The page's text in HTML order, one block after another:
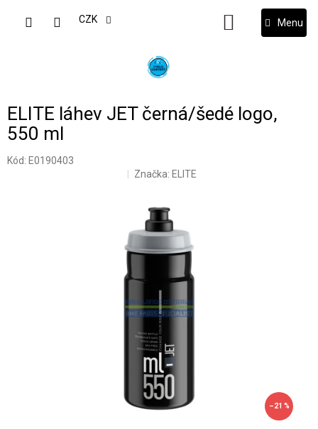
CZK
NÁKUPNÍ
KOŠÍK
ELITE láhev JET černá/šedé logo,
550 ml
Kód: E0190403
Značka: ELITE
–21 %